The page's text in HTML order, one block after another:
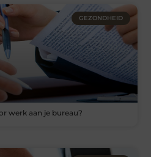
GEZONDHEID
werk aan je bureau?